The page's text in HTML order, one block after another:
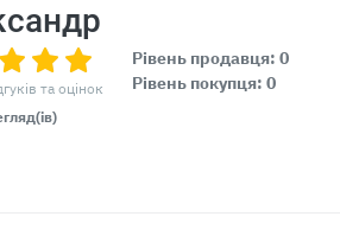
та оцінок
Рівень продавця: 0
Рівень покупця: 0